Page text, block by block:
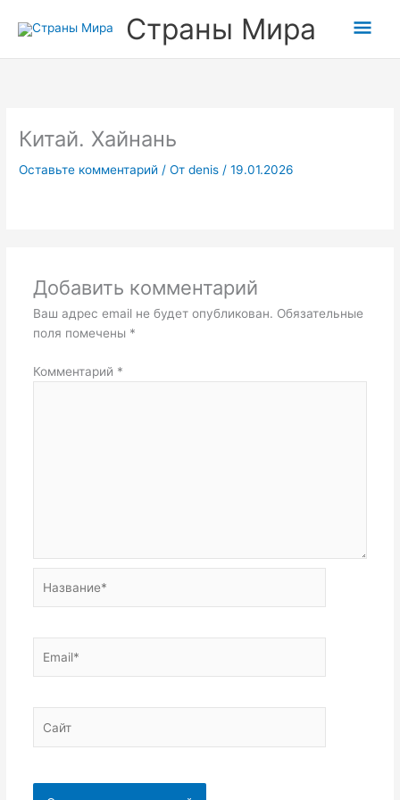
Страны Мира
Китай. Хайнань
Оставьте комментарий / Отdenis/19.01.2026
Добавить комментарий
Ваш адрес email не будет опубликован. Обязательные
поля помечены *
Комментарий *